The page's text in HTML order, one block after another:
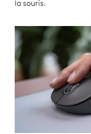
la souris.